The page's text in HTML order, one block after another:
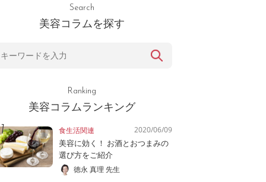
Search
美容コラムを探す
Ranking
美容コラムランキング
食生活関連 2020/06/09
美容に効く！ お酒とおつまみの
選び方をご紹介
徳永 真理 先生